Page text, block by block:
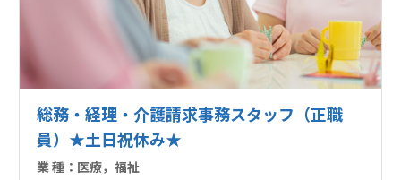
総務・経理・介護請求事務スタッフ（正職
員）★土日祝休み★
業 種： 医療，福祉